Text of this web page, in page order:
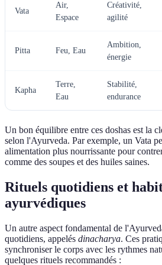
Vata
Air,
Espace
Créativité,
agilité
Pitta Feu, Eau
Ambition,
énergie
Kapha
Terre,
Eau
Stabilité,
endurance
Un bon équilibre entre ces doshas est la
selon l'Ayurveda. Par exemple, un Vata
alimentation plus nourrissante pour
comme des soupes et des huiles saines.
Rituels quotidiens et
ayurvédiques
Un autre aspect fondamental de
quotidiens, appelés dinacharya. Ces
synchroniser le corps avec les rythmes
quelques rituels recommandés :